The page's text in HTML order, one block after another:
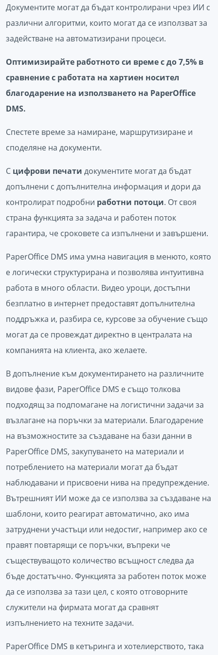
Документите могат да бъдат контролирани чрез ИИ с
различни алгоритми, които могат да се използват за
задействане на автоматизирани процеси.
Оптимизирайте работното си време с до 7,5% в
сравнение с работата на хартиен носител
благодарение на използването на PaperOffice
DMS.
Спестете време за намиране, маршрутизиране и
споделяне на документи.
С цифрови печати документите могат да бъдат
допълнени с допълнителна информация и дори да
контролират подробни работни потоци. От своя
страна функцията за задача и работен поток
гарантира, че сроковете са изпълнени и завършени.
PaperOffice DMS има умна навигация в менюто, която
е логически структурирана и позволява интуитивна
работа в много области. Видео уроци, достъпни
безплатно в интернет предоставят допълнителна
поддръжка и, разбира се, курсове за обучение също
могат да се провеждат директно в централата на
компанията на клиента, ако желаете.
В допълнение към документирането на различните
видове фази, PaperOffice DMS е също толкова
подходящ за подпомагане на логистични задачи за
възлагане на поръчки за материали. Благодарение
на възможностите за създаване на бази данни в
PaperOffice DMS, закупуването на материали и
потреблението на материали могат да бъдат
наблюдавани и присвоени нива на предупреждение.
Вътрешният ИИ може да се използва за създаване на
шаблони, които реагират автоматично, ако има
затруднени участъци или недостиг, например ако се
правят повтарящи се поръчки, въпреки че
съществуващото количество всъщност следва да
бъде достатъчно. Функцията за работен поток може
да се използва за тази цел, с която отговорните
служители на фирмата могат да сравнят
изпълнението на техните задачи.
PaperOffice DMS в кетъринга и хотелиерството, така